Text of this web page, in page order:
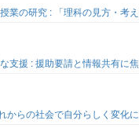
業の研究 : 「理科の見方・考
支援 : 援助要請と情報共有に
からの社会で自分らしく変化